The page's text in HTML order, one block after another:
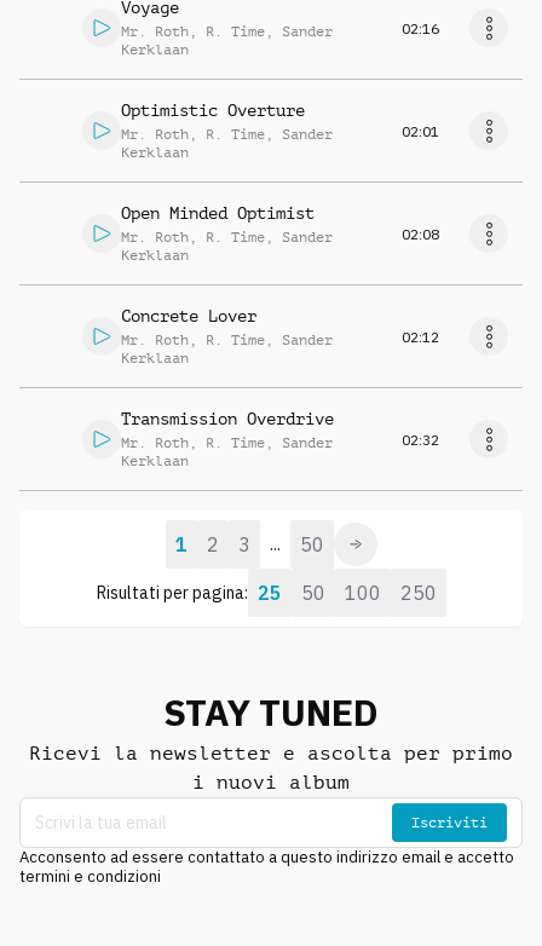
Voyage
Mr. Roth , R. Time , Sander
Kerklaan
02:16
Optimistic Overture
Mr. Roth , R. Time , Sander
Kerklaan
02:01
Open Minded Optimist
Mr. Roth , R. Time , Sander
Kerklaan
02:08
Concrete Lover
Mr. Roth , R. Time , Sander
Kerklaan
02:12
Transmission Overdrive
Mr. Roth , R. Time , Sander
Kerklaan
02:32
Risultati per pagina: 25 50 100 250
1 2 3 ... 50
STAY TUNED
Ricevi la newsletter e ascolta per primo
i nuovi album
Iscriviti
Acconsento ad essere contattato a questo indirizzo email e accetto
termini e condizioni